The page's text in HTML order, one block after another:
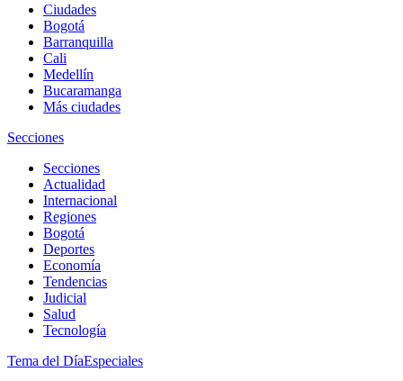
Ciudades
Bogotá
Barranquilla
Cali
Medellín
Bucaramanga
Más ciudades
Secciones
Secciones
Actualidad
Internacional
Regiones
Bogotá
Deportes
Economía
Tendencias
Judicial
Salud
Tecnología
Tema del DíaEspeciales